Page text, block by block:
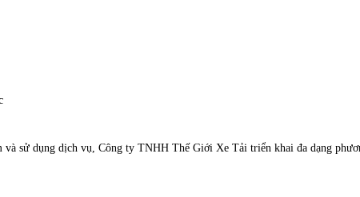
sử dụng dịch vụ, Công ty TNHH Thế Giới Xe Tải triển khai đa dạng